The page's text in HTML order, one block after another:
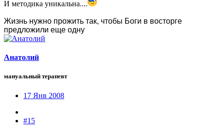
И методика уникальна....
Жизнь нужно прожить так, чтобы Боги в восторге
предложили еще одну
Анатолий
мануальный терапевт
17 Янв 2008
#15